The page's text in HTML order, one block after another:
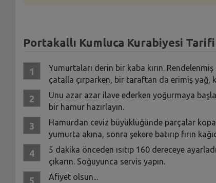
Portakallı Kumluca Kurabiyesi Tarifi
Yumurtaları derin bir kaba kırın.
çatalla çırparken, bir taraftan da erimiş yağ,
Unu azar azar ilave ederken yoğurmaya
bir hamur hazırlayın.
Hamurdan ceviz büyüklüğünde parçalar
yumurta akına, sonra şekere batırıp fırın
5 dakika önceden ısıtıp 160 dereceye
çıkarın. Soğuyunca servis yapın.
Afiyet olsun...